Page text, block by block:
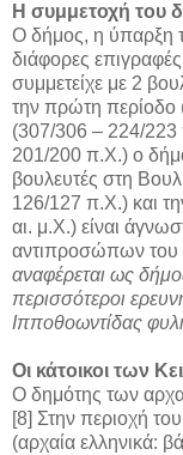
Η συμμετοχή του
Ο δήμος, η ύπαρξη
διάφορες
συμμετείχε με 2
την πρώτη περίοδο
(307/306 – 224/223
201/200 π.Χ.) ο
βουλευτές στη
126/127 π.Χ.) και
αι. μ.Χ.) είναι
αντιπροσώπων του
αναφέρεται ως
περισσότεροι
Ιπποθοωντίδας
Οι κάτοικοι των
Ο δημότης των
[8] Στην περιοχή
(αρχαία ελληνικά: